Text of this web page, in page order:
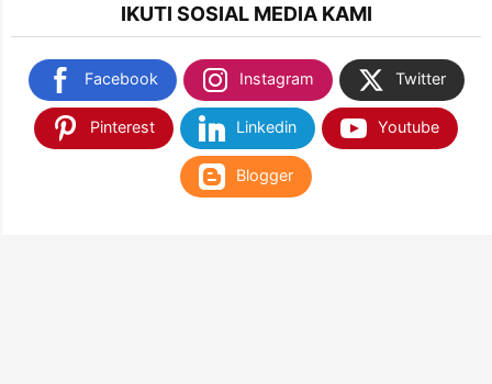
IKUTI SOSIAL MEDIA KAMI
Facebook Instagram Twitter
Pinterest Linkedin Youtube
Blogger